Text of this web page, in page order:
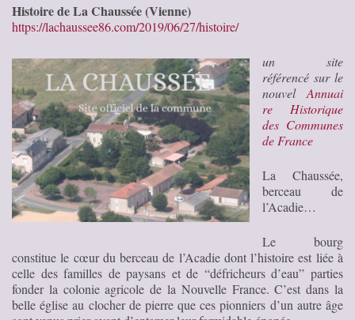
Histoire de La Chaussée (Vienne)
https://lachaussee86.com/2019/06/27/histoire/
un site
référencé sur le
nouvel Annuai
re Historique
des Communes
de France
La Chaussée,
berceau de
l’Acadie…
Le bourg
constitue le cœur du berceau de l’Acadie dont l’histoire est liée à
celle des familles de paysans et de “défricheurs d’eau” parties
fonder la colonie agricole de la Nouvelle France. C’est dans la
belle église au clocher de pierre que ces pionniers d’un autre âge